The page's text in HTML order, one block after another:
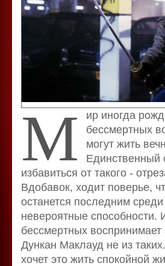
М
ир иногда
бессмертных
могут жить
Единственный
избавиться от такого -
Вдобавок, ходит поверье,
останется последним
невероятные способности.
бессмертных воспринимает
Дункан Маклауд не из
хочет это жить спокойной